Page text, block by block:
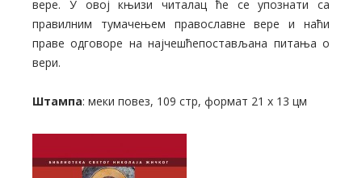
вере. У овој књизи читалац ће се упознати са
правилним тумачењем православне вере и наћи
праве одговоре на најчешћепостављана питања о
вери.
Штампа: меки повез, 109 стр, формат 21 х 13 цм